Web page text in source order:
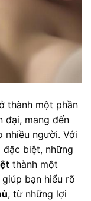
thành một phần
đại, mang đến
nhiều người. Với
biệt, những
thành một
bạn hiểu rõ
, từ những lợi